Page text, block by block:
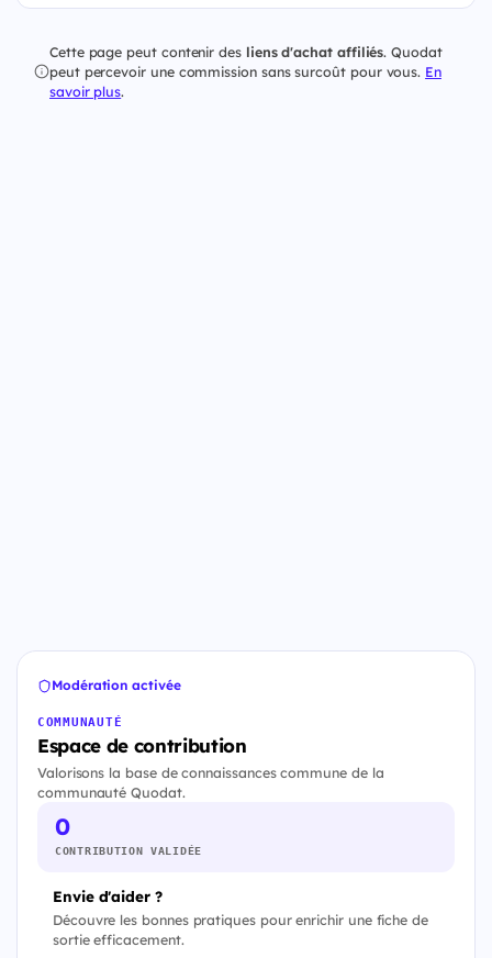
Cette page peut contenir des liens d'achat affiliés. Quodat
peut percevoir une commission sans surcoût pour vous. En
savoir plus.
Modération activée
COMMUNAUTÉ
Espace de contribution
Valorisons la base de connaissances commune de la
communauté Quodat.
0
CONTRIBUTION VALIDÉE
Envie d'aider ?
Découvre les bonnes pratiques pour enrichir une fiche de
sortie efficacement.